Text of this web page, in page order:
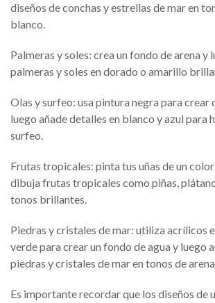
diseños de conchas y estrellas de mar en
blanco.
Palmeras y soles: crea un fondo de arena y
palmeras y soles en dorado o amarillo
Olas y surfeo: usa pintura negra para crear
luego añade detalles en blanco y azul para
surfeo.
Frutas tropicales: pinta tus uñas de un
dibuja frutas tropicales como piñas,
tonos brillantes.
Piedras y cristales de mar: utiliza acrílicos
verde para crear un fondo de agua y luego
piedras y cristales de mar en tonos de
Es importante recordar que los diseños de